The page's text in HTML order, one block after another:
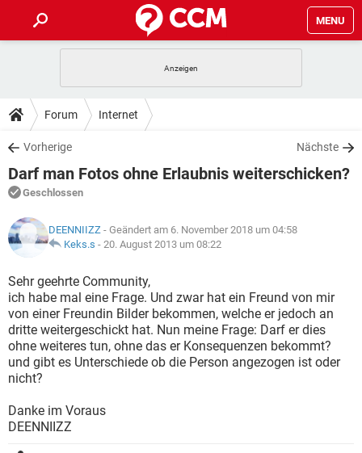
MENU
ANDROID
WINDOWS 10
WHATSAPP TIKTOK
FACEBOOK
TIPPS & TRICKS
SPIELE
WINDOWS 10
WHATSAPP
FACEBOOK HARDWARE
DOWNLOADS
SPIELE STREAMING
ANDROID
WINDOWS 10 INSTAGRAM
WHATSAPP
FACEBOOK
FORUM
SPIELE
ANDROID IOS
WHATSAPP TIKTOK
FACEBOOK HARDWARE
LEXIKON
SPIELE
ANDROID
WINDOWS 10 INSTAGRAM
WHATSAPP
FACEBOOK HARDWARE
Forum Internet
Vorherige Nächste
Darf man Fotos ohne Erlaubnis weiterschicken?
Geschlossen
DEENNIIZZ - Geändert am 6. November 2018 um 04:58
Keks.s - 20. August 2013 um 08:22
Sehr geehrte Community,
ich habe mal eine Frage. Und zwar hat ein Freund von mir
von einer Freundin Bilder bekommen, welche er jedoch an
dritte weitergeschickt hat. Nun meine Frage: Darf er dies
ohne weiteres tun, ohne das er Konsequenzen bekommt?
und gibt es Unterschiede ob die Person angezogen ist oder
nicht?
Danke im Voraus
DEENNIIZZ